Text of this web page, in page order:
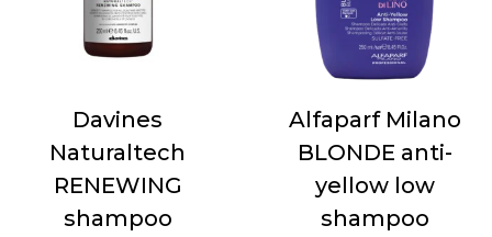
Davines
Naturaltech
RENEWING
shampoo
Alfaparf Milano
BLONDE anti-
yellow low
shampoo